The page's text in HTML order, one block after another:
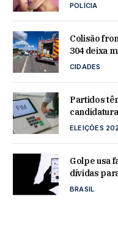
POLÍCIA
Colisão
304 deixa
CIDADES
Partidos
ELEIÇÕES
Golpe usa
dívidas
BRASIL